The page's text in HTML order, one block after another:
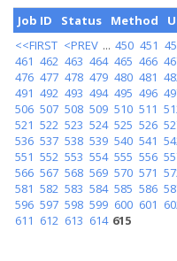
Job ID
Status Method
<<FIRST <PREV ... 450 451
461 462 463 464 465 466
476 477 478 479 480 481
491 492 493 494 495 496
506 507 508 509 510 511
521 522 523 524 525 526
536 537 538 539 540 541
551 552 553 554 555 556
566 567 568 569 570 571
581 582 583 584 585 586
596 597 598 599 600 601
611 612 613 614 615